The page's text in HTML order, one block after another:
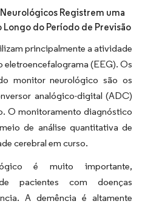
Registrem uma
do Período de Previsão
principalmente a atividade
eletroencefalograma (EEG). Os
monitor neurológico são os
analógico-digital (ADC)
O monitoramento diagnóstico
de análise quantitativa de
cerebral em curso.
é muito importante,
pacientes com doenças
A demência é altamente